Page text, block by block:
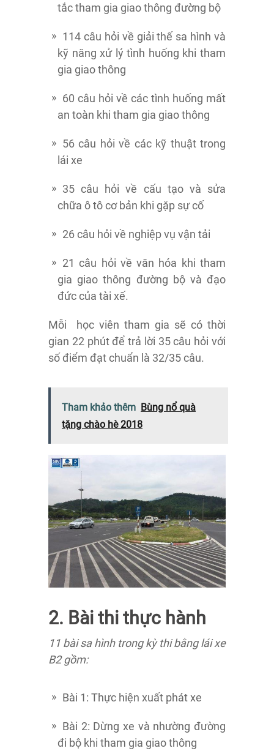
tắc tham gia giao thông đường bộ
114 câu hỏi về giải thế sa hình và
kỹ năng xử lý tình huống khi tham
gia giao thông
60 câu hỏi về các tình huống mất
an toàn khi tham gia giao thông
56 câu hỏi về các kỹ thuật trong
lái xe
35 câu hỏi về cấu tạo và sửa
chữa ô tô cơ bản khi gặp sự cố
26 câu hỏi về nghiệp vụ vận tải
21 câu hỏi về văn hóa khi tham
gia giao thông đường bộ và đạo
đức của tài xế.
Mỗi học viên tham gia sẽ có thời
gian 22 phút để trả lời 35 câu hỏi với
số điểm đạt chuẩn là 32/35 câu.
Tham khảo thêm Bùng nổ quà
tặng chào hè 2018
2. Bài thi thực hành
11 bài sa hình trong kỳ thi bằng lái xe
B2 gồm:
Bài 1: Thực hiện xuất phát xe
Bài 2: Dừng xe và nhường đường
đi bộ khi tham gia giao thông